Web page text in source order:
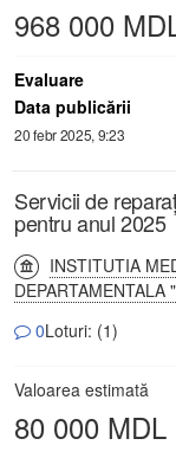
968 000
Evaluare
Data publicării
20 febr 2025, 9:23
Servicii de
pentru anul 2025
INSTITUTIA
DEPARTAMENTALA
0Loturi: (1)
Valoarea estimată
80 000 MDL